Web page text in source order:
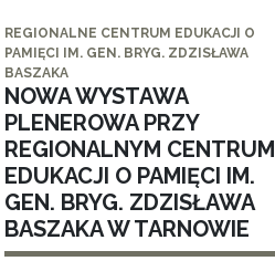
REGIONALNE CENTRUM EDUKACJI O
PAMIĘCI IM. GEN. BRYG. ZDZISŁAWA
BASZAKA
NOWA WYSTAWA
PLENEROWA PRZY
REGIONALNYM CENTRUM
EDUKACJI O PAMIĘCI IM.
GEN. BRYG. ZDZISŁAWA
BASZAKA W TARNOWIE